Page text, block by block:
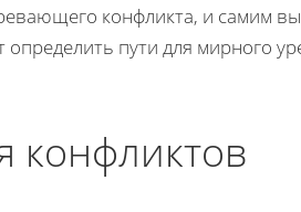
конфликта, и самим
пути для мирного
конфликтов